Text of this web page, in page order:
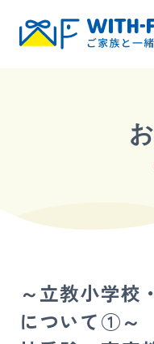
WITH-Fにつ
ご入会までの
ブログ・お知
～立教小学校
について①